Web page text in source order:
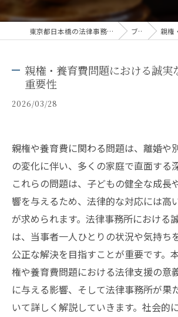
東京都日本橋の法律事務所なら弁護士 濵門俊也 ブログ 親権・養
親権・養育費問題における誠実
重要性
2026/03/28
親権や養育費に関わる問題は、離婚や
の変化に伴い、多くの家庭で直面する
これらの問題は、子どもの健全な成長
響を与えるため、法律的な対応には高
が求められます。法律事務所における
は、当事者一人ひとりの状況や気持ち
公正な解決を目指すことが重要です。
権や養育費問題における法律支援の意
に与える影響、そして法律事務所が果
いて詳しく解説していきます。社会的